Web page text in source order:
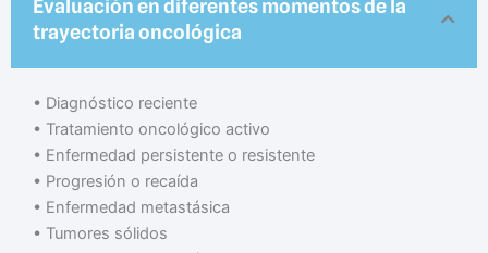
Evaluación en diferentes momentos de la
trayectoria oncológica
•⁠ ⁠Diagnóstico reciente
•⁠ ⁠Tratamiento oncológico activo
•⁠ ⁠Enfermedad persistente o resistente
•⁠ ⁠Progresión o recaída
•⁠ ⁠Enfermedad metastásica
•⁠ ⁠Tumores sólidos